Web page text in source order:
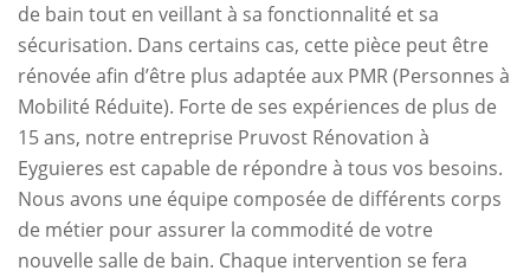
de bain tout en veillant à sa fonctionnalité et sa
sécurisation. Dans certains cas, cette pièce peut être
rénovée afin d’être plus adaptée aux PMR (Personnes à
Mobilité Réduite). Forte de ses expériences de plus de
15 ans, notre entreprise Pruvost Rénovation à
Eyguieres est capable de répondre à tous vos besoins.
Nous avons une équipe composée de différents corps
de métier pour assurer la commodité de votre
nouvelle salle de bain. Chaque intervention se fera